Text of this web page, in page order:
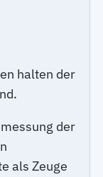
halten der
der
als Zeuge